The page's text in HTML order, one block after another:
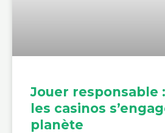
Jouer responsable
les casinos
planète